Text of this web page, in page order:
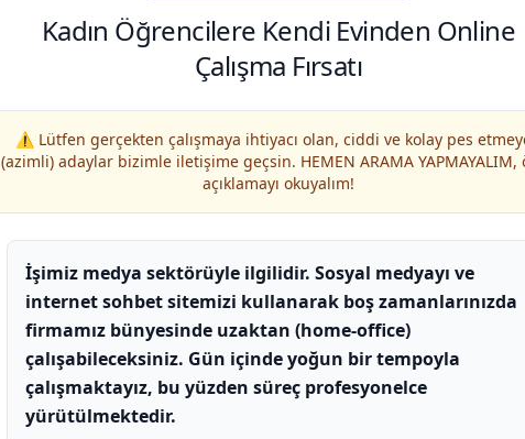
Kadın Öğrencilere Kendi Evinden Online
Çalışma Fırsatı
⚠️ Lütfen gerçekten çalışmaya ihtiyacı olan, ciddi ve kolay pes
(azimli) adaylar bizimle iletişime geçsin. HEMEN ARAMA YAPMAYALIM,
açıklamayı okuyalım!
İşimiz medya sektörüyle ilgilidir. Sosyal medyayı ve
internet sohbet sitemizi kullanarak boş zamanlarınızda
firmamız bünyesinde uzaktan (home-office)
çalışabileceksiniz. Gün içinde yoğun bir tempoyla
çalışmaktayız, bu yüzden süreç profesyonelce
yürütülmektedir.